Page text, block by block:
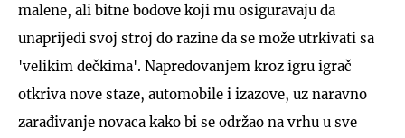
malene, ali bitne bodove koji mu osiguravaju da
unaprijedi svoj stroj do razine da se može utrkivati sa
'velikim dečkima'. Napredovanjem kroz igru igrač
otkriva nove staze, automobile i izazove, uz naravno
zarađivanje novaca kako bi se održao na vrhu u sve